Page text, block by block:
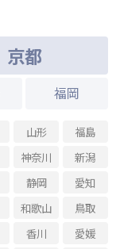
京都
福岡
山形
福島
神奈川
新潟
静岡
愛知
和歌山
鳥取
香川
愛媛